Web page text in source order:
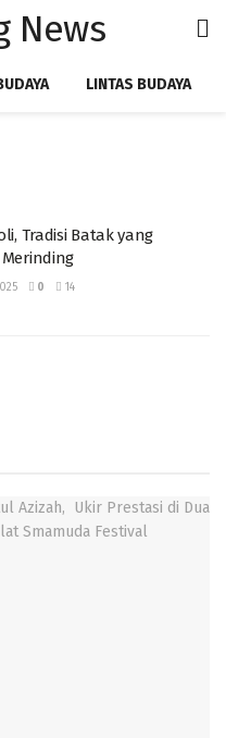
LINTAS BUDAYA
Tradisi Batak yang
0 14